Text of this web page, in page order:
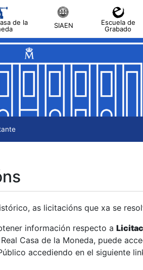
de la
SIAEN
Escuela de
Grabado
as licitacións que xa se
información respecto a
Casa de la Moneda, puede
accediendo en el siguiente